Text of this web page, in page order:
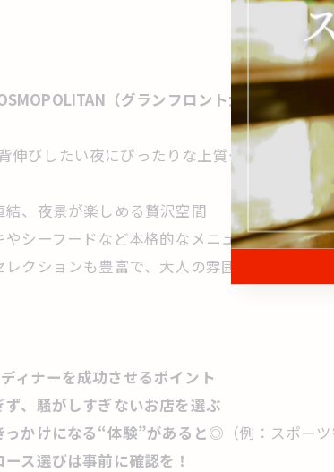
（グランフロント大阪）｜景色
伸びしたい夜にぴったりな上質ダイニング。
結、夜景が楽しめる贅沢空間
やシーフードなど本格的なメニュー
レクションも豊富で、大人の雰囲気を演出
ィナーを成功させるポイント
ず、騒がしすぎないお店を選ぶ
っかけになる“体験”があると◎ （例：スポー
ス選びは事前に確認を！